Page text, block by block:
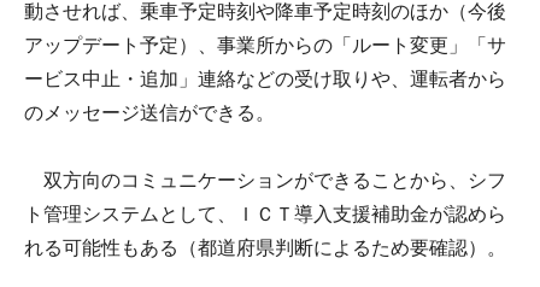
動させれば、乗車予定時刻や降車予定時刻のほか（今後
アップデート予定）、事業所からの「ルート変更」「サ
ービス中止・追加」連絡などの受け取りや、運転者から
のメッセージ送信ができる。
双方向のコミュニケーションができることから、シフ
ト管理システムとして、ＩＣＴ導入支援補助金が認めら
れる可能性もある（都道府県判断によるため要確認）。